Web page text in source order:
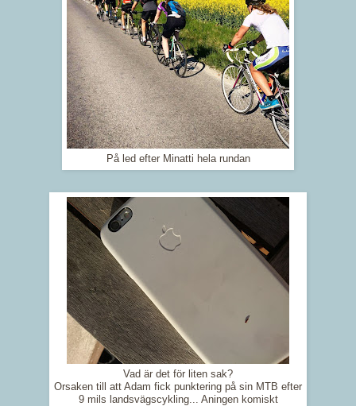
På led efter Minatti hela rundan
Vad är det för liten sak?
Orsaken till att Adam fick punktering på sin MTB efter
9 mils landsvägscykling... Aningen komiskt